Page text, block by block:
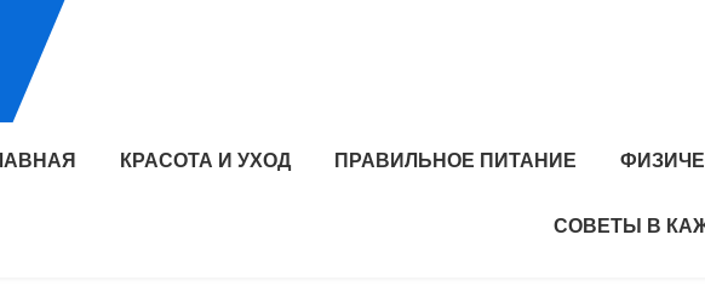
КРАСОТА И УХОД ПРАВИЛЬНОЕ ПИТАНИЕ
СОВЕТЫ В